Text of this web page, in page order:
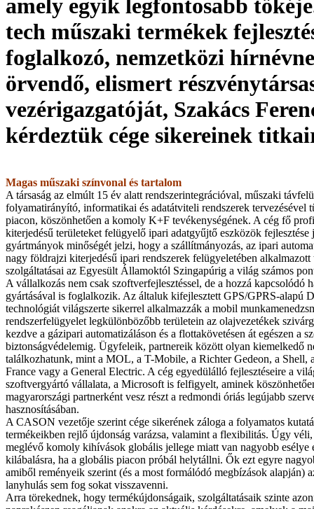
amely egyik legfontosabb
tech műszaki termékek
foglalkozó, nemzetközi
örvendő, elismert
vezérigazgatóját, Szakács
kérdeztük cége sikereinek
Magas műszaki színvonal és tartalom
A társaság az elmúlt 15 év alatt rendszer­integrációval, műszaki
folyamatirányító, informatikai és adatátviteli rendszerek tervezésével
piacon, köszönhetően a komoly K+F tevékenységének. A cég fő
kiterjedésű területeket felügyelő ipari adatgyűjtő eszközök fejlesztése
gyártmányok minőségét jelzi, hogy a szállítmányozás, az ipari
nagy földrajzi kiterjedésű ipari rendszerek felügyeletében alkalmazott
szolgáltatásai az Egyesült Államoktól Szingapúrig a világ számos
A vállalkozás nem csak szoftverfejlesztéssel, de a hozzá kapcsolódó
gyártásával is foglalkozik. Az általuk kifejlesztett GPS/GPRS-alapú
technológiát világszerte sikerrel alkalmazzák a mobil
rendszerfelügyelet legkülönbözőbb területein az olajvezetékek
kezdve a gázipari automatizáláson és a flottakövetésen át egészen a
biztonságvédelemig. Ügyfeleik, partnereik között olyan kiemelkedő
találkozhatunk, mint a MOL, a T-Mobile, a Richter Gedeon, a Shell,
France vagy a General Electric. A cég egyedülálló fejlesztéseire a
szoftvergyártó vállalata, a Microsoft is felfigyelt, aminek
magyarországi partnerként vesz részt a redmondi óriás legújabb
hasznosításában.
A CASON vezetője szerint cége sikerének záloga a folyamatos
termékeikben rejlő újdonság varázsa, valamint a flexibilitás. Úgy véli,
meglévő komoly kihívások globális jellege miatt van nagyobb esélye
kilábalásra, ha a globális piacon próbál helytállni. Ők ezt egyre
amiből reményeik szerint (és a most formálódó megbízások alapján)
lanyhulás sem fog sokat visszavenni.
Arra törekednek, hogy termékújdonságaik, szolgáltatásaik szinte